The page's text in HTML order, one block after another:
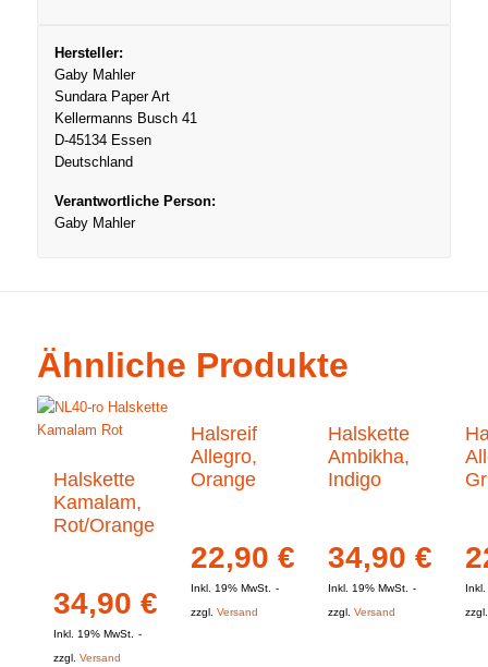
Hersteller:
Gaby Mahler
Sundara Paper Art
Kellermanns Busch 41
D-45134 Essen
Deutschland
Verantwortliche Person:
Gaby Mahler
Ähnliche Produkte
Halskette
Kamalam,
Rot/Orange
34,90 €
Inkl. 19% MwSt.
zzgl. Versand
Halsreif
Allegro,
Orange
22,90 €
Inkl. 19% MwSt.
zzgl. Versand
Halskette
Ambikha,
Indigo
34,90 €
Inkl. 19% MwSt.
zzgl. Versand